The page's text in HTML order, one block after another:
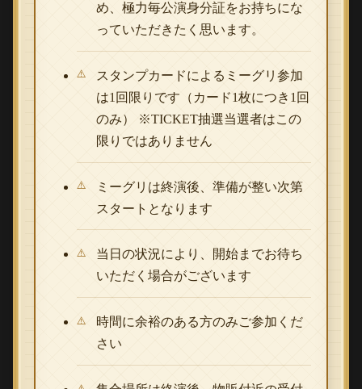
め、極力毎公演身分証をお持ちにな
っていただきたく思います。
スタンプカードによるミーグリ参加
は1回限りです（カード1枚につき1回
のみ） ※TICKET抽選当選者はこの
限りではありません
ミーグリは終演後、準備が整い次第
スタートとなります
当日の状況により、開始までお待ち
いただく場合がございます
時間に余裕のある方のみご参加くだ
さい